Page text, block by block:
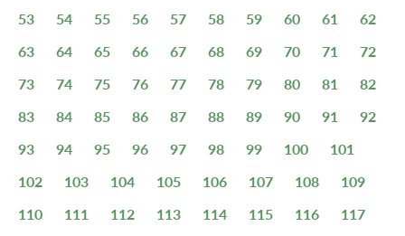
53
54 55 56 57 58 59 60 61
62
63
64 65 66 67 68 69 70 71
72
73
74 75 76 77 78 79 80 81
82
83
84 85 86 87 88 89 90 91
92
93
94 95 96 97 98 99 100
101
102
103 104 105 106 107 108
109
110
111 112 113 114 115 116
117